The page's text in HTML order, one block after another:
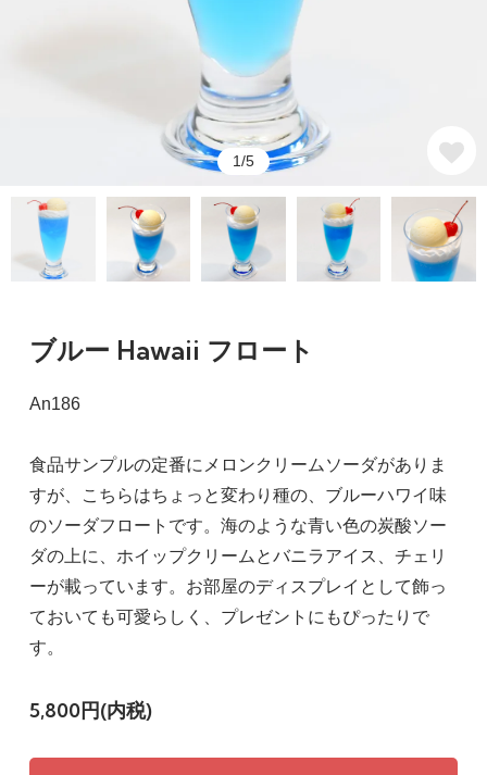
1/5
ブルー Hawaii フロート
An186
食品サンプルの定番にメロンクリームソーダがありま
すが、こちらはちょっと変わり種の、ブルーハワイ味
のソーダフロートです。海のような青い色の炭酸ソー
ダの上に、ホイップクリームとバニラアイス、チェリ
ーが載っています。お部屋のディスプレイとして飾っ
ておいても可愛らしく、プレゼントにもぴったりで
す。
5,800円(内税)